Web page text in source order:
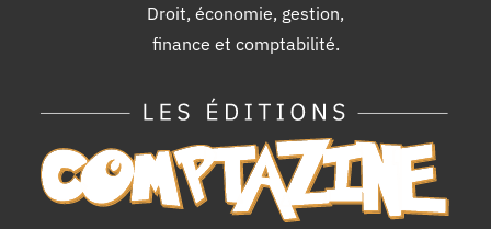
Droit, économie, gestion,
finance et comptabilité.